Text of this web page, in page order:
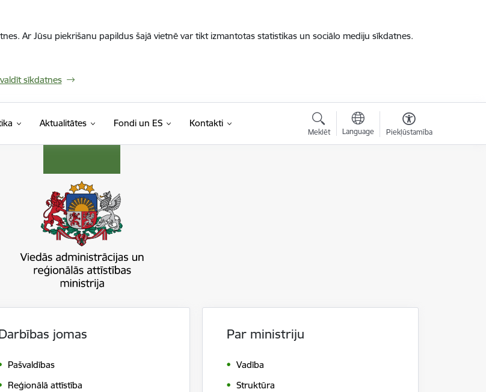
Ar Jūsu piekrišanu papildus šajā vietnē var tikt izmantotas statistikas un sociālo mediju sīkdatnes.
sīkdatnes
Aktualitātes Fondi un ES Kontakti
Meklēt Language Piekļūstamība
jomas
Pašvaldības
Reģionālā attīstība
Par ministriju
Vadība
Struktūra